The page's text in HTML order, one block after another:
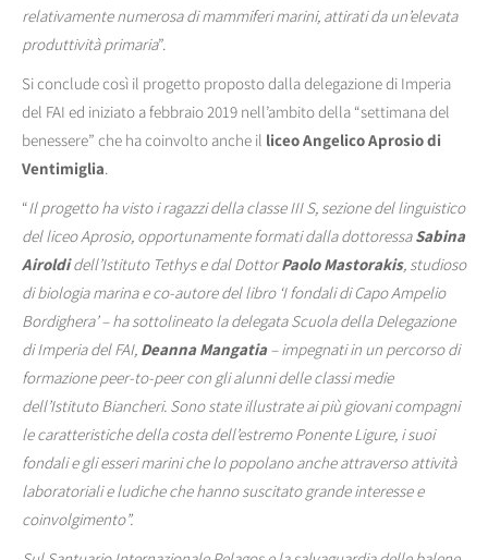
relativamente numerosa di mammiferi marini, attirati da un’elevata
produttività primaria”.
Si conclude così il progetto proposto dalla delegazione di Imperia
del FAI ed iniziato a febbraio 2019 nell’ambito della “settimana del
benessere” che ha coinvolto anche il liceo Angelico Aprosio di
Ventimiglia.
“Il progetto ha visto i ragazzi della classe III S, sezione del linguistico
del liceo Aprosio, opportunamente formati dalla dottoressaSabina
Airoldidell’Istituto Tethys e dal DottorPaolo Mastorakis, studioso
di biologia marina e co-autore del libro ‘I fondali di Capo Ampelio
Bordighera’ – ha sottolineato la delegata Scuola della Delegazione
di Imperia del FAI, Deanna Mangatia– impegnati in un percorso di
formazione peer-to-peer con gli alunni delle classi medie
dell’Istituto Biancheri. Sono state illustrate ai più giovani compagni
le caratteristiche della costa dell’estremo Ponente Ligure, i suoi
fondali e gli esseri marini che lo popolano anche attraverso attività
laboratoriali e ludiche che hanno suscitato grande interesse e
coinvolgimento”.